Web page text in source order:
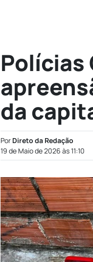
Polícias
da
Por Direto da Redação
19 de Maio de 2026 às 11:10